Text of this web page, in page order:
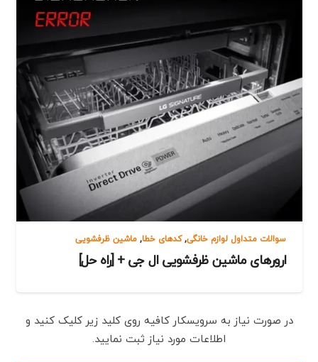
سوالات متداول لوازم خانگی,کدهای خطا,ماشین ظرفشویی
ارورهای ماشین ظرفشویی ال جی + [راه حل]
در صورت نیاز به سرویسکار کافیه روی کلید زیر کلیک کنید و
اطلاعات مورد نیاز ثبت نمایید.